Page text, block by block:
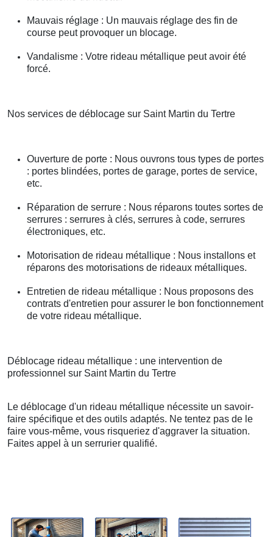
Mauvais réglage : Un mauvais réglage des fin de
course peut provoquer un blocage.
Vandalisme : Votre rideau métallique peut avoir été
forcé.
Nos services de déblocage sur Saint Martin du Tertre
Ouverture de porte : Nous ouvrons tous types de portes
: portes blindées, portes de garage, portes de service,
etc.
Réparation de serrure : Nous réparons toutes sortes de
serrures : serrures à clés, serrures à code, serrures
électroniques, etc.
Motorisation de rideau métallique : Nous installons et
réparons des motorisations de rideaux métalliques.
Entretien de rideau métallique : Nous proposons des
contrats d'entretien pour assurer le bon fonctionnement
de votre rideau métallique.
Déblocage rideau métallique : une intervention de
professionnel sur Saint Martin du Tertre
Le déblocage d'un rideau métallique nécessite un savoir-
faire spécifique et des outils adaptés. Ne tentez pas de le
faire vous-même, vous risqueriez d'aggraver la situation.
Faites appel à un serrurier qualifié.